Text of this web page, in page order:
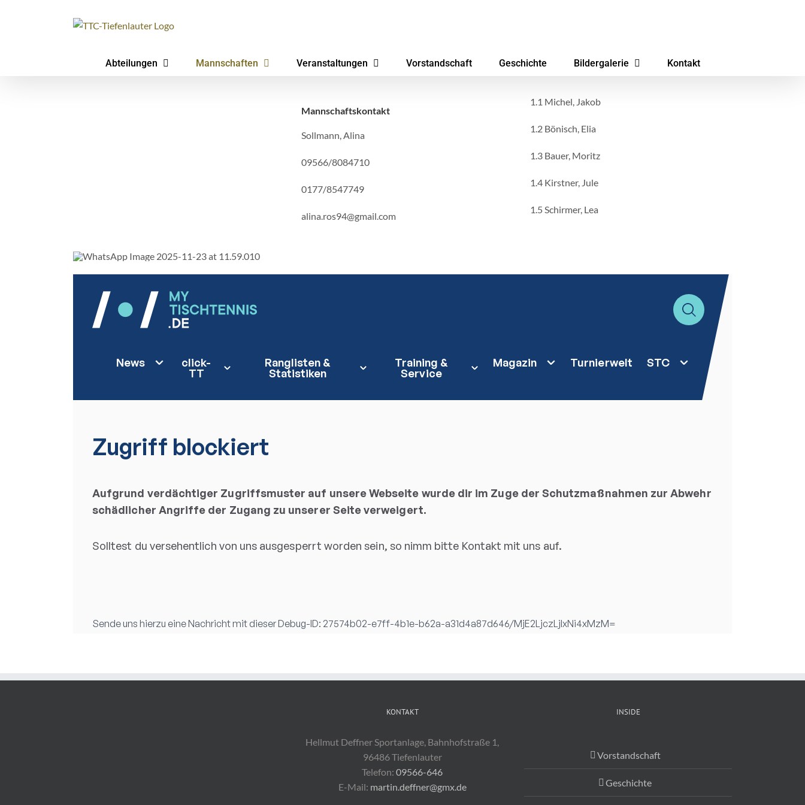
Abteilungen Mannschaften Veranstaltungen Vorstandschaft Geschichte Bildergalerie Kontakt
Mannschaftskontakt
Sollmann, Alina
09566/8084710
0177/8547749
alina.ros94@gmail.com
1.1 Michel, Jakob
1.2 Bönisch, Elia
1.3 Bauer, Moritz
1.4 Kirstner, Jule
1.5 Schirmer, Lea
KONTAKT
Hellmut Deffner Sportanlage, Bahnhofstraße 1,
96486 Tiefenlauter
Telefon:09566-646
E-Mail: martin.deffner@gmx.de
INSIDE
Vorstandschaft
Geschichte